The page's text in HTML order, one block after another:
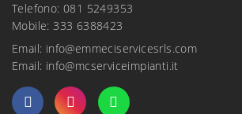
Telefono: 081 5249353
Mobile: 333 6388423
Email: info@emmeciservicesrls.com
Email: info@mcserviceimpianti.it